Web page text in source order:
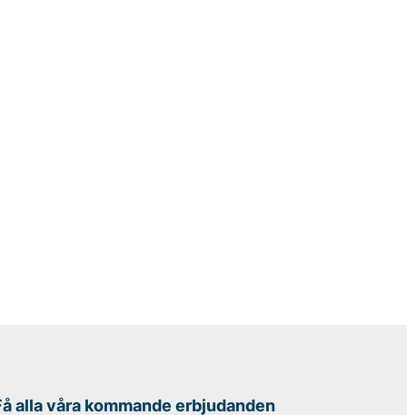
alla våra kommande erbjudanden